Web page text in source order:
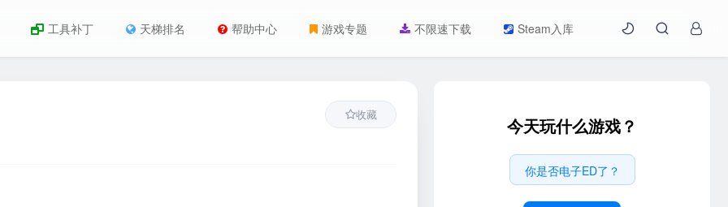
工具补丁 天梯排名 帮助中心 游戏专题 不限速下载 Steam入库
收藏 今天玩什么游戏？
你是否电子ED了？